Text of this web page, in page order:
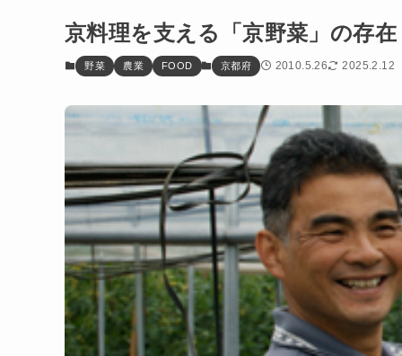
京料理を支える「京野菜」の存
野菜 農業 FOOD 京都府 2010.5.26 2025.2.12